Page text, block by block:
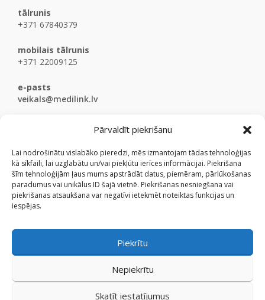
Pārvaldīt piekrišanu
Lai nodrošinātu vislabāko pieredzi, mēs izmantojam tādas tehnoloģijas
kā sīkfaili, lai uzglabātu un/vai piekļūtu ierīces informācijai. Piekrišana
šīm tehnoloģijām ļaus mums apstrādāt datus, piemēram, pārlūkošanas
paradumus vai unikālus ID šajā vietnē. Piekrišanas nesniegšana vai
piekrišanas atsaukšana var negatīvi ietekmēt noteiktas funkcijas un
iespējas.
Piekrītu
Nepiekrītu
Skatīt iestatījumus
tālrunis
+371 67840379
mobilais tālrunis
+371 22009125
e-pasts
veikals@medilink.lv
© Medicinaspreces.lv 2009 - 2026.